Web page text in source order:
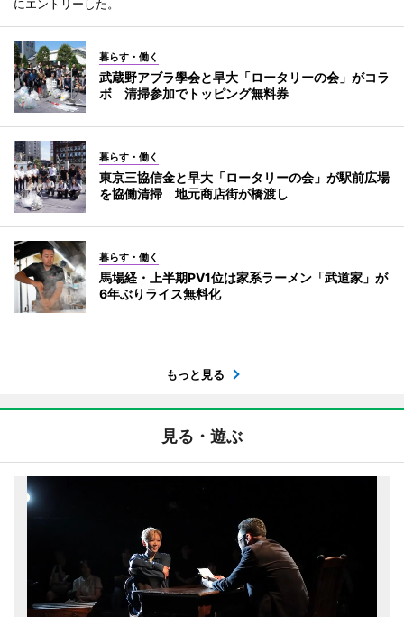
にエントリーした。
暮らす・働く
武蔵野アブラ學会と早大「ロータリーの会」がコラ
ボ 清掃参加でトッピング無料券
暮らす・働く
東京三協信金と早大「ロータリーの会」が駅前広場
を協働清掃 地元商店街が橋渡し
暮らす・働く
馬場経・上半期PV1位は家系ラーメン「武道家」が
6年ぶりライス無料化
もっと見る
見る・遊ぶ